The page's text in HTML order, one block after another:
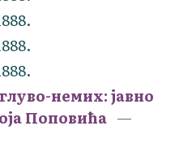
немих: јавно
Поповића